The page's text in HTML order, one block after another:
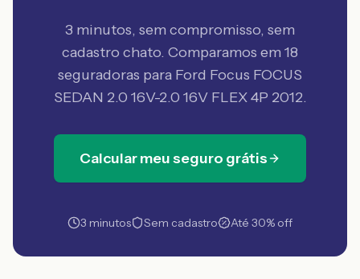
3 minutos, sem compromisso, sem
cadastro chato. Comparamos em 18
seguradoras para Ford Focus FOCUS
SEDAN 2.0 16V-2.0 16V FLEX 4P 2012.
Calcular meu seguro grátis
3 minutos Sem cadastro Até 30% off